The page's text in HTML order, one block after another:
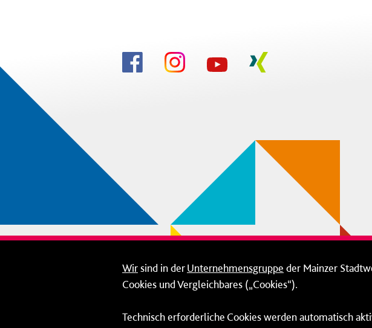
Wirsind in derUnternehmensgruppe der Mainzer
Cookies und Vergleichbares („Cookies“).
Technisch erforderliche Cookies werden automatisch